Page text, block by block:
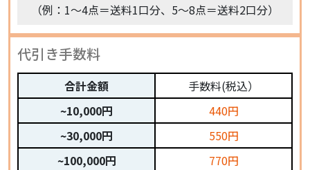
（例：1〜4点＝送料1口分、5〜8点＝送料2口分）
代引き手数料
合計金額
~10,000円
~30,000円
~100,000円
手数料(税込）
440円
550円
770円